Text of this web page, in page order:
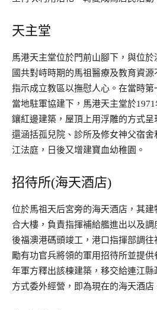
天主堂
馬港天主堂位於門前山腳下，與位於
國共對峙時期的馬祖醫療及教育資
指示成立教區以撫慰人心。在當時
當地駐軍協建下，馬港天主堂於
鑲紅邊建築，屋頂上用浮雕的方式
還涵括孤兒院、診所及修女神父宿
江法庭，日後又增建寶血幼稚園。
招待所(海天酒店)
位於馬祖天后宮旁的海天酒店，其
合大樓，負責指揮補給艦進出以及
後福澳港碼頭竣工，港口指揮部調
勵有功官兵將領的軍用招待所並提
年軍方釋出該棟建築，移交給連江
方式委外經營，即為現在的海天酒店